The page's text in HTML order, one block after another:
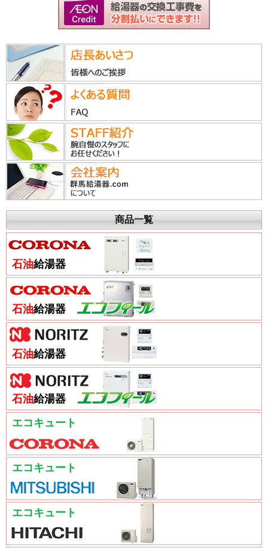
商品一覧
石油給湯器
石油給湯器
石油給湯器
石油給湯器
エコキュート
エコキュート
エコキュート